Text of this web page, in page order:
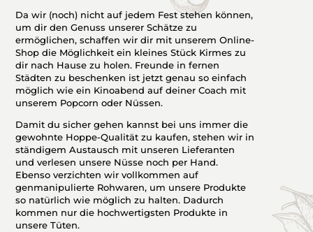
Da wir (noch) nicht auf jedem Fest stehen können,
um dir den Genuss unserer Schätze zu
ermöglichen, schaffen wir dir mit unserem Online-
Shop die Möglichkeit ein kleines Stück Kirmes zu
dir nach Hause zu holen. Freunde in fernen
Städten zu beschenken ist jetzt genau so einfach
möglich wie ein Kinoabend auf deiner Coach mit
unserem Popcorn oder Nüssen.
Damit du sicher gehen kannst bei uns immer die
gewohnte Hoppe-Qualität zu kaufen, stehen wir in
ständigem Austausch mit unseren Lieferanten
und verlesen unsere Nüsse noch per Hand.
Ebenso verzichten wir vollkommen auf
genmanipulierte Rohwaren, um unsere Produkte
so natürlich wie möglich zu halten. Dadurch
kommen nur die hochwertigsten Produkte in
unsere Tüten.